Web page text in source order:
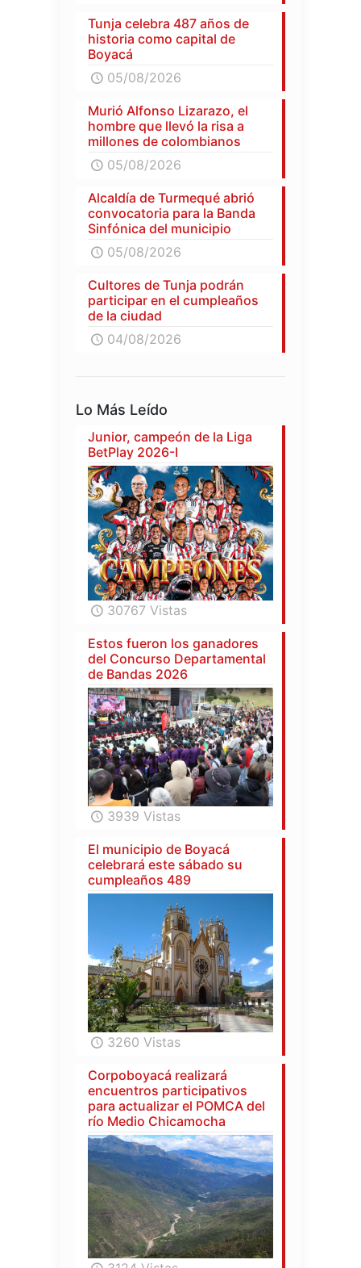
Tunja celebra 487 años de
historia como capital de
Boyacá
05/08/2026
Murió Alfonso Lizarazo, el
hombre que llevó la risa a
millones de colombianos
05/08/2026
Alcaldía de Turmequé abrió
convocatoria para la Banda
Sinfónica del municipio
05/08/2026
Cultores de Tunja podrán
participar en el cumpleaños
de la ciudad
04/08/2026
Lo Más Leído
Junior, campeón de la Liga
BetPlay 2026-I
30767 Vistas
Estos fueron los ganadores
del Concurso Departamental
de Bandas 2026
3939 Vistas
El municipio de Boyacá
celebrará este sábado su
cumpleaños 489
3260 Vistas
Corpoboyacá realizará
encuentros participativos
para actualizar el POMCA del
río Medio Chicamocha